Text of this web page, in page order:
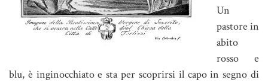
Un
pastore in
abito
rosso e
blu, è inginocchiato e sta per scoprirsi il capo in segno di